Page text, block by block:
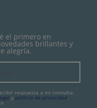
el primero en
brillantes y
alegría.
respuesta a mi consulta.
y política de privacidad.